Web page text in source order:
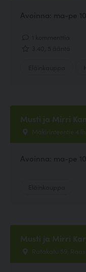
Avoinna: ma-pe
Musti ja Mirri
Mäkirinteentie 4
Avoinna: ma-pe
Musti ja Mirri
Ratakatu 59,